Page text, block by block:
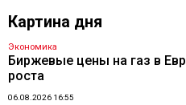
Картина дня
Экономика
Биржевые цены на газ в
роста
06.08.2026 16:55